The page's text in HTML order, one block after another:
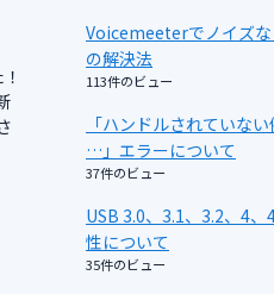
Voicemeeterでノイズ
の解決法
113件のビュー
「ハンドルされていな
…」エラーについて
37件のビュー
USB 3.0、3.1、3.2、4
性について
35件のビュー